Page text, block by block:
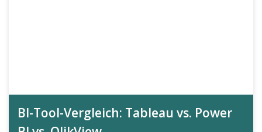
BI-Tool-Vergleich: Tableau vs. Power